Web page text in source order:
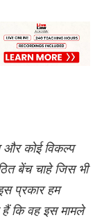
और कोई विकल्प
बेंच चाहे जिस भी
प्रकार हम
कि वह इस मामले